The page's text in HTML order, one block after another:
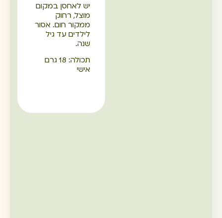
יש לאחסן במקום
מוצל, רחוק
ממקור חום. אסור
לילדים עד גיל
שנה.
תכולה: 18 גרם
אישי